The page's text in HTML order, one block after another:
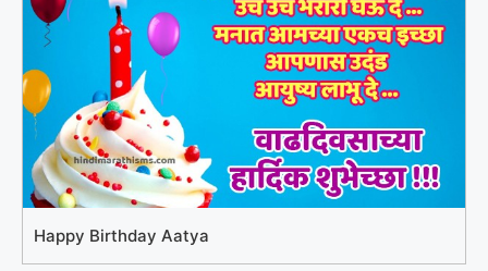
Happy Birthday Aatya